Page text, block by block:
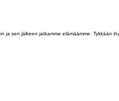
sen jälkeen jatkamme elämäämme. Tykkään